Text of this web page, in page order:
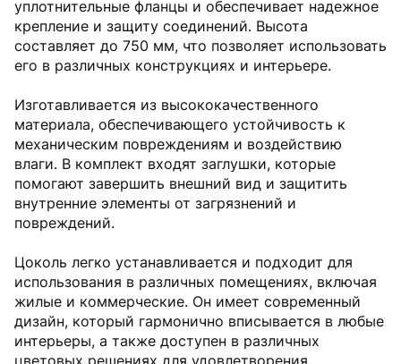
уплотнительные фланцы и обеспечивает надежное
крепление и защиту соединений. Высота
составляет до 750 мм, что позволяет использовать
его в различных конструкциях и интерьере.
Изготавливается из высококачественного
материала, обеспечивающего устойчивость к
механическим повреждениям и воздействию
влаги. В комплект входят заглушки, которые
помогают завершить внешний вид и защитить
внутренние элементы от загрязнений и
повреждений.
Цоколь легко устанавливается и подходит для
использования в различных помещениях, включая
жилые и коммерческие. Он имеет современный
дизайн, который гармонично вписывается в любые
интерьеры, а также доступен в различных
цветовых решениях для удовлетворения